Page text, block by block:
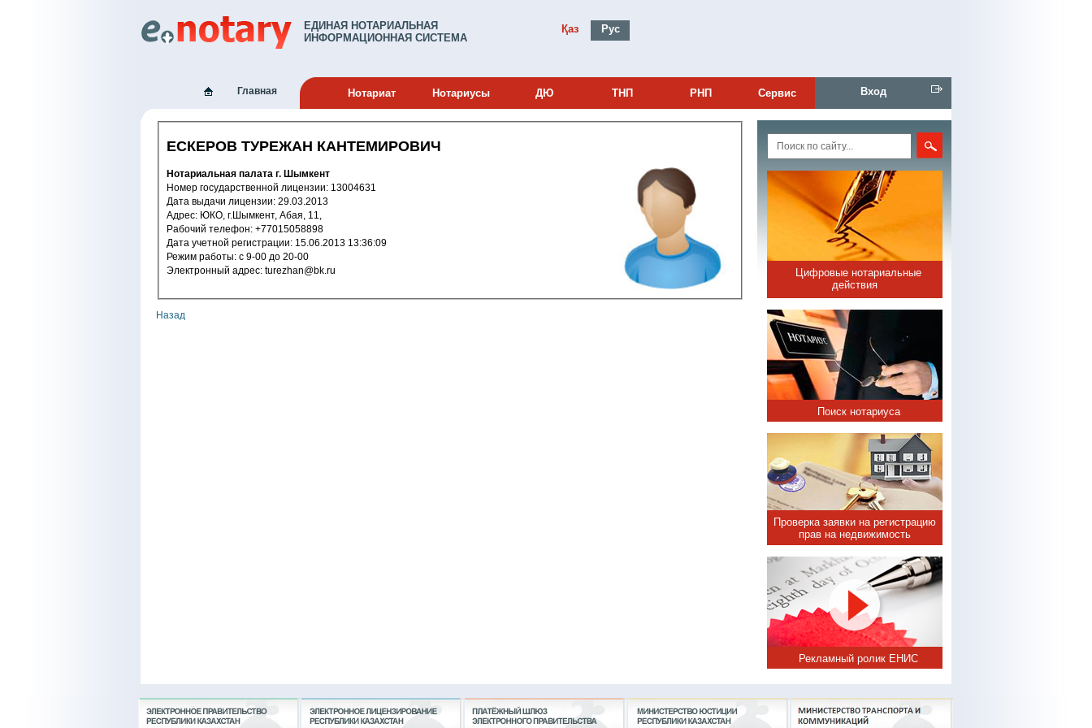
ЕДИНАЯ НОТАРИАЛЬНАЯ
ИНФОРМАЦИОННАЯ СИСТЕМА
Қаз Рус
Главная Нотариат Нотариусы ДЮ ТНП РНП Сервис Вход
ЕСКЕРОВ ТУРЕЖАН КАНТЕМИРОВИЧ
Нотариальная палата г. Шымкент
Номер государственной лицензии: 13004631
Дата выдачи лицензии: 29.03.2013
Адрес: ЮКО, г.Шымкент, Абая, 11,
Рабочий телефон: +77015058898
Дата учетной регистрации: 15.06.2013 13:36:09
Режим работы: c 9-00 до 20-00
Электронный адрес: turezhan@bk.ru
Назад
Цифровые нотариальные
действия
Поиск нотариуса
Проверка заявки на регистрацию
прав на недвижимость
Рекламный ролик ЕНИС